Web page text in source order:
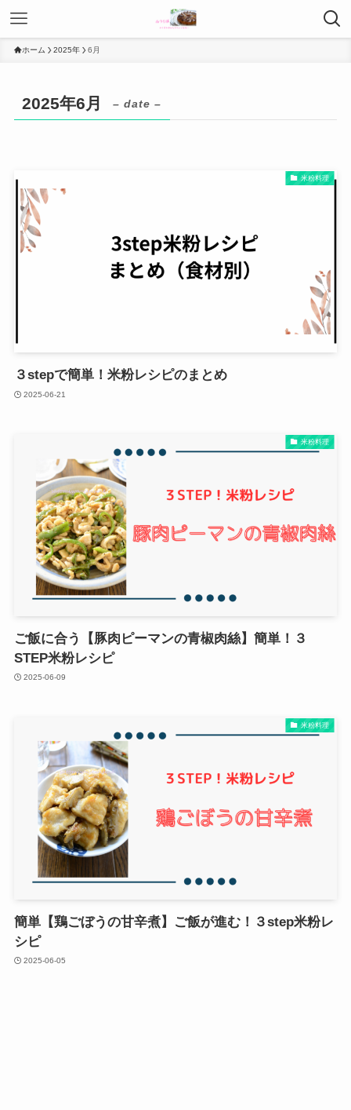
ホーム 2025年 6月
2025年6月 – date –
米粉料理
３stepで簡単！米粉レシピのまとめ
2025-06-21
米粉料理
ご飯に合う【豚肉ピーマンの青椒肉絲】簡単！３
STEP米粉レシピ
2025-06-09
米粉料理
簡単【鶏ごぼうの甘辛煮】ご飯が進む！３step米粉レ
シピ
2025-06-05